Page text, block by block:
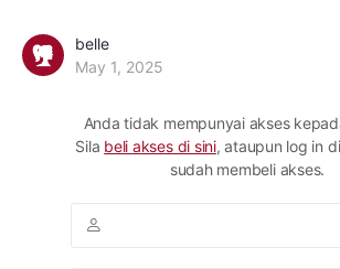
belle
May 1, 2025
Anda tidak mempunyai akses
Sila beli akses di sini, ataupun log in
sudah membeli akses.